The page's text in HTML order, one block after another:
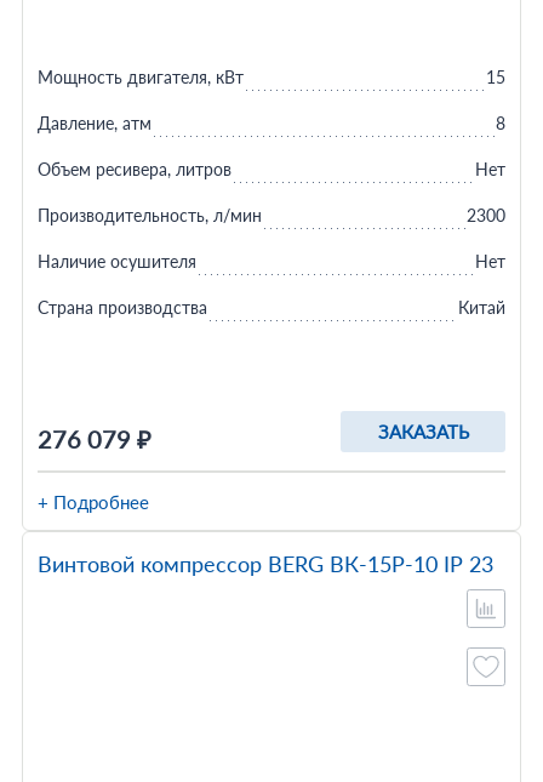
276 079 ₽ ЗАКАЗАТЬ
Мощность двигателя, кВт 15
Давление, атм 8
Объем ресивера, литров Нет
Производительность, л/мин 2300
Наличие осушителя Нет
Страна производства Китай
+ Подробнее
Винтовой компрессор BERG ВК-15Р-10 IP 23